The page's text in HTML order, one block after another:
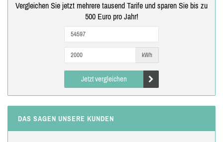
Vergleichen Sie jetzt mehrere tausend Tarife und sparen Sie bis zu
500 Euro pro Jahr!
kWh
Jetzt vergleichen
DAS SAGEN UNSERE KUNDEN